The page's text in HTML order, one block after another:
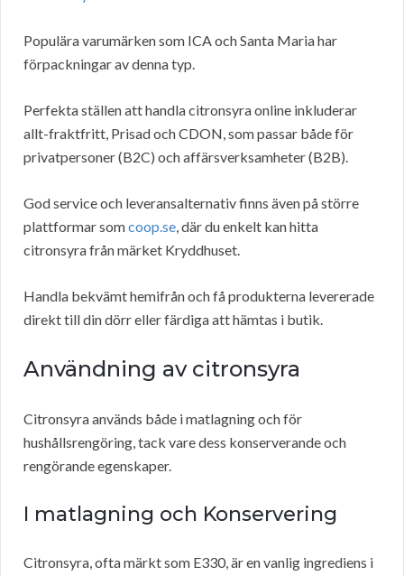
Populära varumärken som ICA och Santa Maria har
förpackningar av denna typ.
Perfekta ställen att handla citronsyra online inkluderar
allt-fraktfritt, Prisad och CDON, som passar både för
privatpersoner (B2C) och affärsverksamheter (B2B).
God service och leveransalternativ finns även på större
plattformar somcoop.se, där du enkelt kan hitta
citronsyra från märket Kryddhuset.
Handla bekvämt hemifrån och få produkterna levererade
direkt till din dörr eller färdiga att hämtas i butik.
Användning av citronsyra
Citronsyra används både i matlagning och för
hushållsrengöring, tack vare dess konserverande och
rengörande egenskaper.
I matlagning och Konservering
Citronsyra, ofta märkt som E330, är en vanlig ingrediens i